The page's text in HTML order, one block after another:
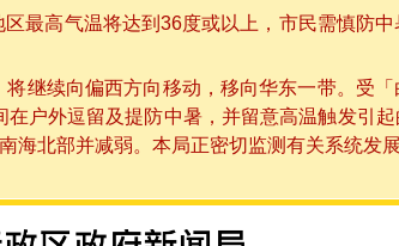
最高气温将达到36度或以上，市民需慎防
继续向偏西方向移动，移向华东一带。受
户外逗留及提防中暑，并留意高温触发引
海北部并减弱。本局正密切监测有关系统发